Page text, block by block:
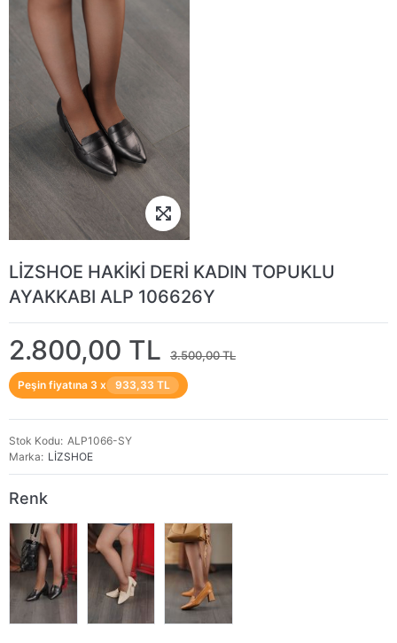
LİZSHOE HAKİKİ DERİ KADIN TOPUKLU
AYAKKABI ALP 106626Y
2.800,00 TL 3.500,00 TL
Peşin fiyatına 3 x 933,33 TL
Stok Kodu ALP1066-SY
Marka
LİZSHOE
Renk